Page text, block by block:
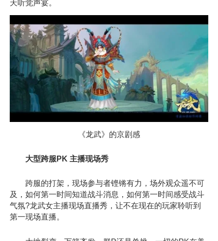
天听觉声宴。
《龙武》的京剧感
大型跨服PK 主播现场秀
跨服的打架，现场参与者铿锵有力，场外观众遥不可
及，如何第一时间知道战斗消息，如何第一时间感受战斗
气氛?龙武女主播现场直播秀，让不在现在的玩家聆听到
第一现场直播。